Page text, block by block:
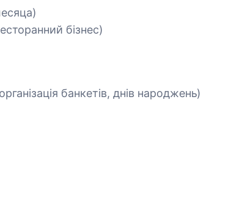
бізнес)
банкетів, днів народжень)